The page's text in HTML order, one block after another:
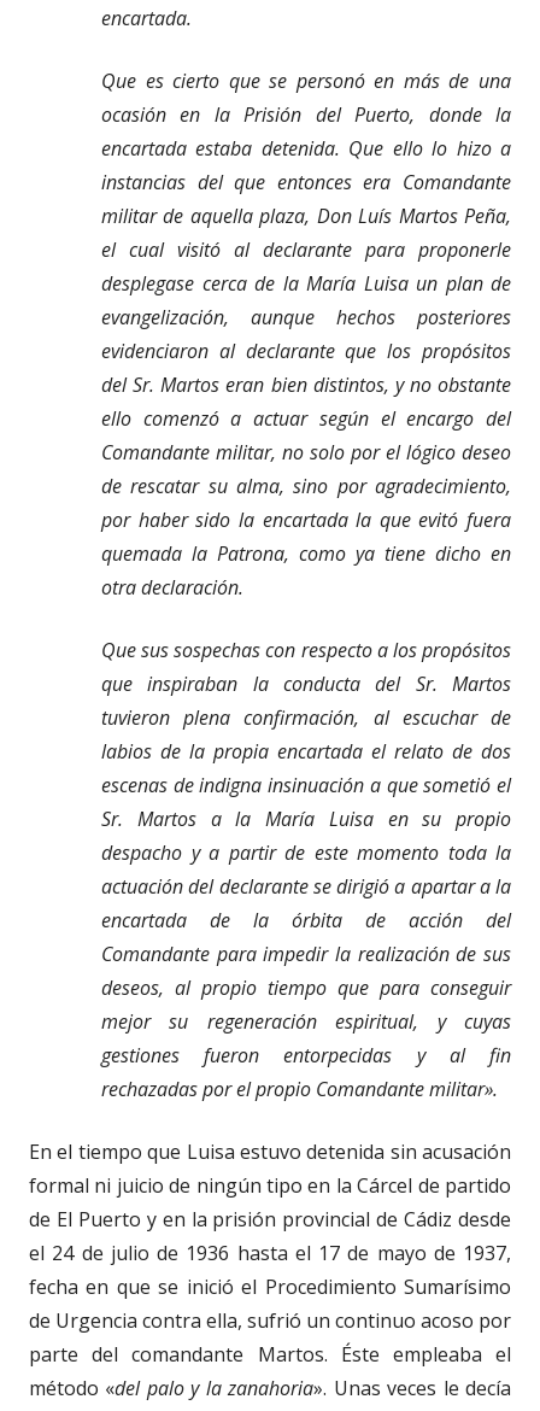
encartada.
Que es cierto que se personó en más de una
ocasión en la Prisión del Puerto, donde la
encartada estaba detenida. Que ello lo hizo a
instancias del que entonces era Comandante
militar de aquella plaza, Don Luís Martos Peña,
el cual visitó al declarante para proponerle
desplegase cerca de la María Luisa un plan de
evangelización, aunque hechos posteriores
evidenciaron al declarante que los propósitos
del Sr. Martos eran bien distintos, y no obstante
ello comenzó a actuar según el encargo del
Comandante militar, no solo por el lógico deseo
de rescatar su alma, sino por agradecimiento,
por haber sido la encartada la que evitó fuera
quemada la Patrona, como ya tiene dicho en
otra declaración.
Que sus sospechas con respecto a los propósitos
que inspiraban la conducta del Sr. Martos
tuvieron plena confirmación, al escuchar de
labios de la propia encartada el relato de dos
escenas de indigna insinuación a que sometió el
Sr. Martos a la María Luisa en su propio
despacho y a partir de este momento toda la
actuación del declarante se dirigió a apartar a la
encartada de la órbita de acción del
Comandante para impedir la realización de sus
deseos, al propio tiempo que para conseguir
mejor su regeneración espiritual, y cuyas
gestiones fueron entorpecidas y al fin
rechazadas por el propio Comandante militar».
En el tiempo que Luisa estuvo detenida sin acusación
formal ni juicio de ningún tipo en la Cárcel de partido
de El Puerto y en la prisión provincial de Cádiz desde
el 24 de julio de 1936 hasta el 17 de mayo de 1937,
fecha en que se inició el Procedimiento Sumarísimo
de Urgencia contra ella, sufrió un continuo acoso por
parte del comandante Martos. Éste empleaba el
método «del palo y la zanahoria». Unas veces le decía